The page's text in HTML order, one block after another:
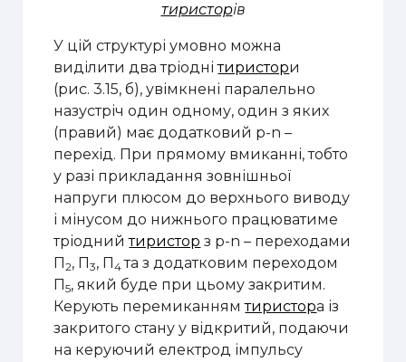
тиристорів
У цій структурі умовно можна
виділити два тріоднітиристори
(рис. 3.15, б), увімкнені паралельно
назустріч один одному, один з яких
(правий) має додатковий p-n –
перехід. При прямому вмиканні, тобто
у разі прикладання зовнішньої
напруги плюсом до верхнього виводу
і мінусом до нижнього працюватиме
тріоднийтиристор з p-n – переходами
П2, П3, П4 та з додатковим переходом
П5, який буде при цьому закритим.
Керують перемиканнямтиристора із
закритого стану у відкритий, подаючи
на керуючий електрод імпульсу